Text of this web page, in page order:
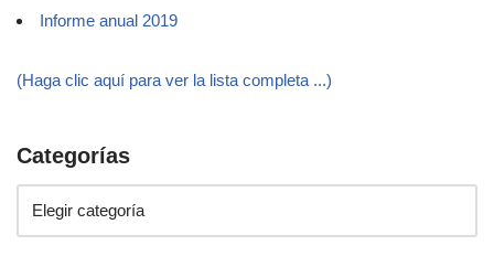
Informe anual 2019
(Haga clic aquí para ver la lista completa ...)
Categorías